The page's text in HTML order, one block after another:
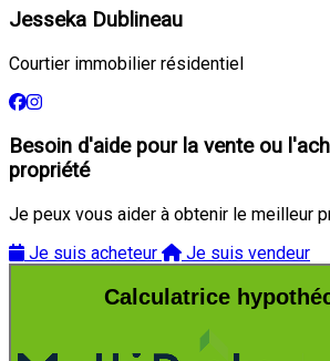
Jesseka Dublineau
Courtier immobilier résidentiel
Besoin d'aide pour la vente ou
propriété
Je peux vous aider à obtenir le meilleur
Je suis acheteur
Je suis vendeur
Calculatrice